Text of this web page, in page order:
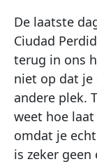
De laatste
Ciudad
terug in ons
niet op dat je
andere plek.
weet hoe
omdat je echt
is zeker